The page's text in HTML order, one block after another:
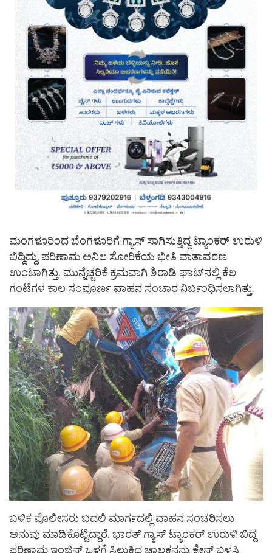
ಮಂಗಳೂರಿಂದ ಬೆಂಗಳೂರಿಗೆ ಗ್ಯಾಸ್ ಸಾಗಿಸುತ್ತಿದ್ದ ಟ್ಯಾಂಕರ್ ಉರುಳಿ
ಬಿದ್ದಿದ್ದು, ಪರಿಣಾಮ ಅನಿಲ ಸೋರಿಕೆಯ ಭೀತಿ ವಾತಾವರಣ
ಉಂಟಾಗಿತ್ತು. ಮುನ್ನೆಚ್ಚರಿಕೆ ಕ್ರಮವಾಗಿ ಶಿರಾಡಿ ಘಾಟ್​ನಲ್ಲಿ ಕೆಲ
ಗಂಟೆಗಳ ಕಾಲ ಸಂಪೂರ್ಣ ವಾಹನ ಸಂಚಾರ ನಿರ್ಬಂಧಿಸಲಾಗಿತ್ತು.
ಬಳಿಕ ಪೊಲೀಸರು ಬದಲಿ ಮಾರ್ಗದಲ್ಲಿ ವಾಹನ ಸಂಚರಿಸಲು
ಅನುವು ಮಾಡಿಕೊಟ್ಟಿದ್ದಾರೆ. ಭಾರತ್ ಗ್ಯಾಸ್ ಟ್ಯಾಂಕರ್ ಉರುಳಿ ಬಿದ್ದ
ಪರಿಣಾಮ ಇಂಜಿನ್ ಒಳಗೆ ಸಿಲುಕಿದ್ದ ಚಾಲಕನನ್ನು ಕ್ರೇನ್ ಬಳಸಿ